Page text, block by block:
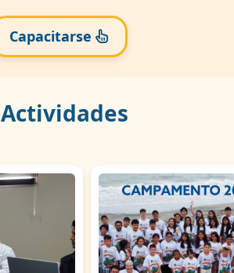
Capacitarse
Actividades